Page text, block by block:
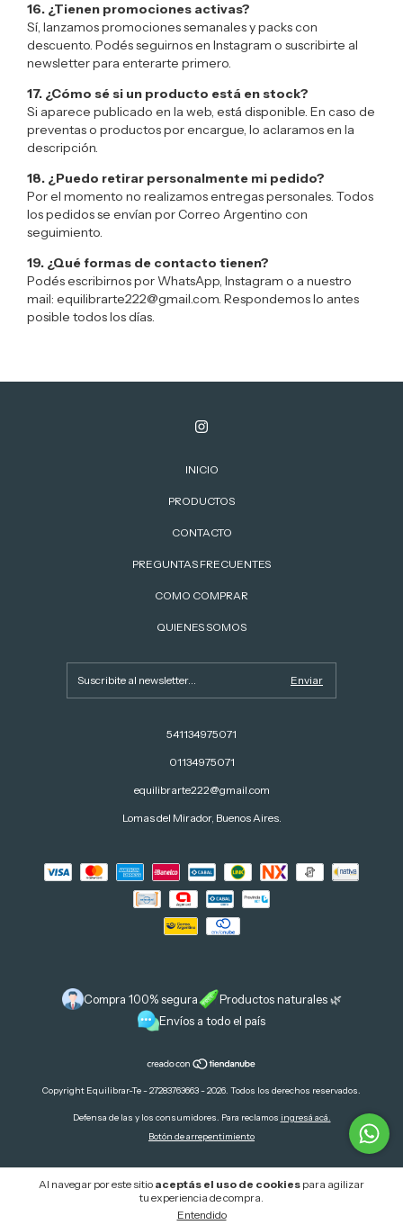
Al navegar por este sitio aceptás el uso de cookies para agilizar
tu experiencia de compra.
Entendido
16. ¿Tienen promociones activas?
Sí, lanzamos promociones semanales y packs con
descuento. Podés seguirnos en Instagram o suscribirte al
newsletter para enterarte primero.
17. ¿Cómo sé si un producto está en stock?
Si aparece publicado en la web, está disponible. En caso de
preventas o productos por encargue, lo aclaramos en la
descripción.
18. ¿Puedo retirar personalmente mi pedido?
Por el momento no realizamos entregas personales. Todos
los pedidos se envían por Correo Argentino con
seguimiento.
19. ¿Qué formas de contacto tienen?
Podés escribirnos por WhatsApp, Instagram o a nuestro
mail: equilibrarte222@gmail.com. Respondemos lo antes
posible todos los días.
INICIO
PRODUCTOS
CONTACTO
PREGUNTAS FRECUENTES
COMO COMPRAR
QUIENES SOMOS
541134975071
01134975071
equilibrarte222@gmail.com
Lomas del Mirador, Buenos Aires.
Compra 100% segura
Productos naturales 🌿
Envíos a todo el país
Copyright Equilibrar-Te - 27283763663 - 2026. Todos los derechos reservados.
Defensa de las y los consumidores. Para reclamos ingresá acá.
Botón de arrepentimiento